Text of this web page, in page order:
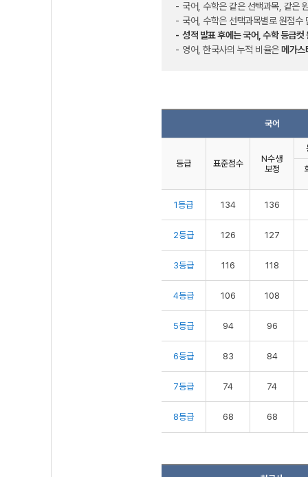
국어, 수학은 같은 선택과목, 같은
국어, 수학은 선택과목별로 원점수
성적 발표 후에는 국어, 수학 등급
영어, 한국사의 누적 비율은메가스
국어
등급 표준점수
N수생
보정
1등급 134 136
2등급 126 127
3등급 116 118
4등급 106 108
5등급 94 96
6등급 83 84
7등급 74 74
8등급 68 68